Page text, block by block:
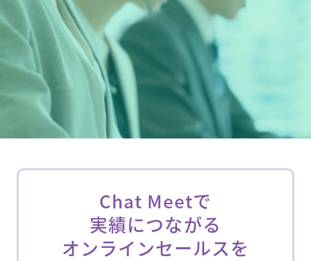
Chat Meetで
実績につながる
オンラインセールスを